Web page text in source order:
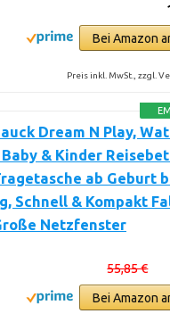
Bei Amazon
Preis inkl. MwSt., zzgl.
Dream N Play,
Baby & Kinder
ab Geburt
Schnell & Kompakt
Netzfenster
55,85 €
Bei Amazon